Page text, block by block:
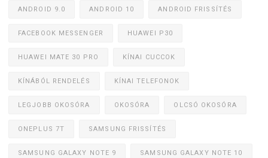
ANDROID 9.0 ANDROID 10 ANDROID FRISSÍTÉS
FACEBOOK MESSENGER HUAWEI P30
HUAWEI MATE 30 PRO KÍNAI CUCCOK
KÍNÁBÓL RENDELÉS KÍNAI TELEFONOK
LEGJOBB OKOSÓRA OKOSÓRA OLCSÓ OKOSÓRA
ONEPLUS 7T SAMSUNG FRISSÍTÉS
SAMSUNG GALAXY NOTE 9 SAMSUNG GALAXY NOTE 10